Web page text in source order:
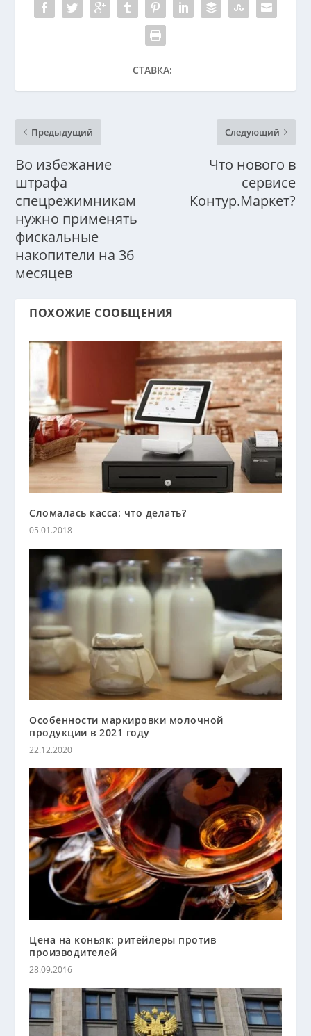
СТАВКА:
Предыдущий
Во избежание
штрафа
спецрежимникам
нужно применять
фискальные
накопители на 36
месяцев
Следующий
Что нового в
сервисе
Контур.Маркет?
ПОХОЖИЕ СООБЩЕНИЯ
Сломалась касса: что делать?
05.01.2018
Особенности маркировки молочной
продукции в 2021 году
22.12.2020
Цена на коньяк: ритейлеры против
производителей
28.09.2016